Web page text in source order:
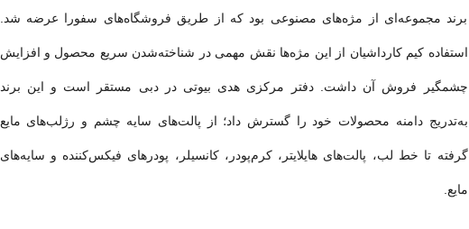
برند مجموعه‌ای از مژه‌های مصنوعی بود که از طریق فروشگاه‌های سفورا عرضه شد.
استفاده کیم کارداشیان از این مژه‌ها نقش مهمی در شناخته‌شدن سریع محصول و افزایش
چشمگیر فروش آن داشت. دفتر مرکزی هدی بیوتی در دبی مستقر است و این برند
به‌تدریج دامنه محصولات خود را گسترش داد؛ از پالت‌های سایه چشم و رژلب‌های مایع
گرفته تا خط لب، پالت‌های هایلایتر، کرم‌پودر، کانسیلر، پودرهای فیکس‌کننده و سایه‌های
مایع.